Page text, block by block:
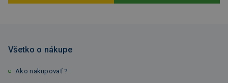
Všetko o nákupe
Ako nakupovať ?